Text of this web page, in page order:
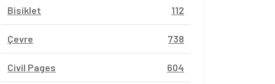
Bisiklet 112
Çevre 738
Civil Pages 604